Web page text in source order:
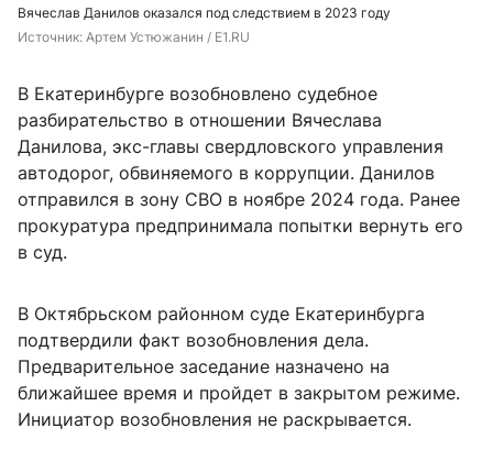
Вячеслав Данилов оказался под следствием в 2023 году
Источник: Артем Устюжанин / E1.RU
В Екатеринбурге возобновлено судебное
разбирательство в отношении Вячеслава
Данилова, экс-главы свердловского управления
автодорог, обвиняемого в коррупции. Данилов
отправился в зону СВО в ноябре 2024 года. Ранее
прокуратура предпринимала попытки вернуть его
в суд.
В Октябрьском районном суде Екатеринбурга
подтвердили факт возобновления дела.
Предварительное заседание назначено на
ближайшее время и пройдет в закрытом режиме.
Инициатор возобновления не раскрывается.